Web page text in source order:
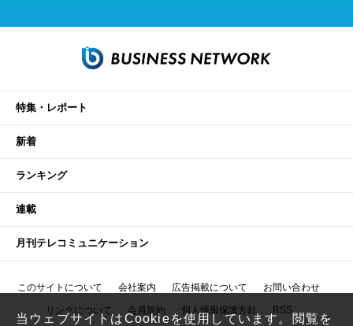
特集・レポート
新着
ランキング
連載
月刊テレコミュニケーション
このサイトについて 会社案内 広告掲載について お問い合わせ
リンクについて 会員規約 個人情報保護方針 RSS
当ウェブサイトはCookieを使用しています。閲覧を